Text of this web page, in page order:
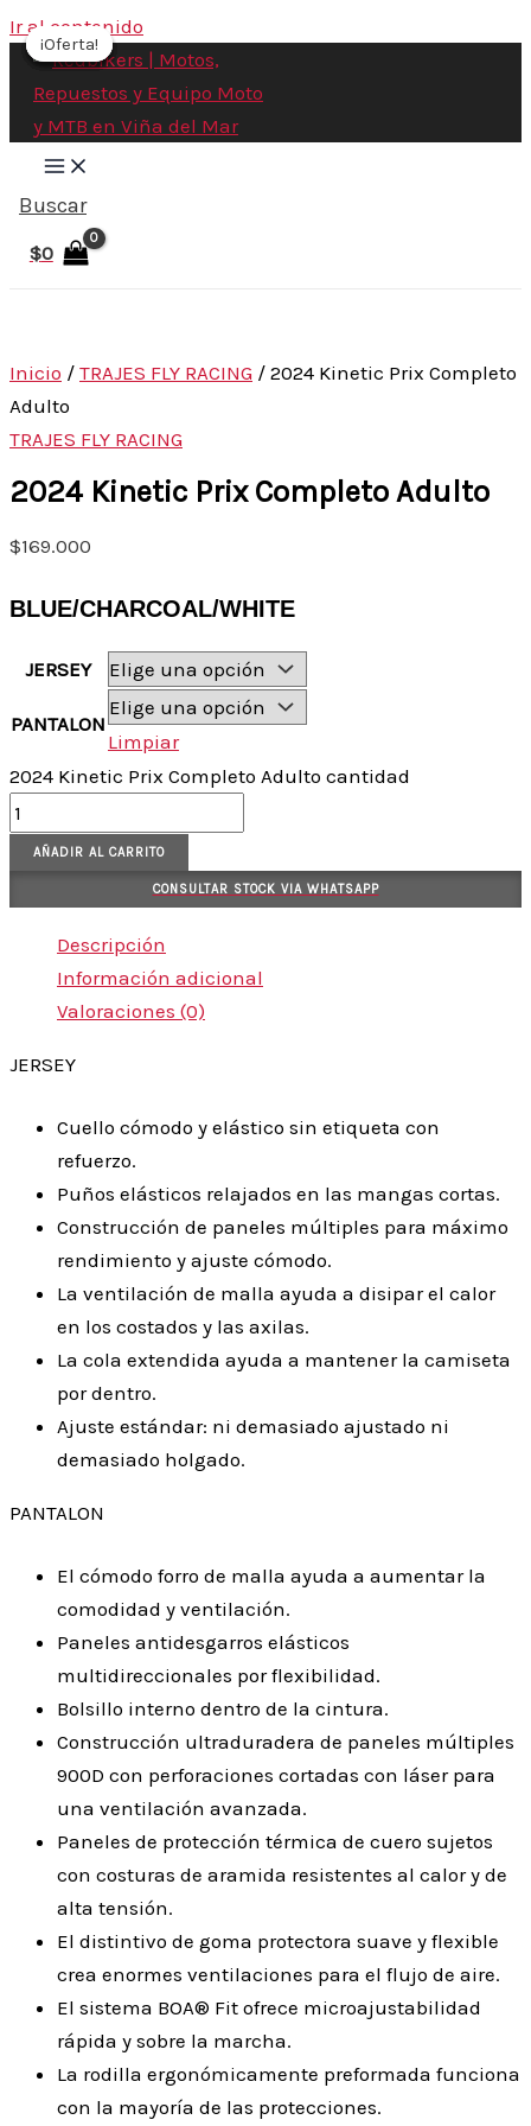
Ir al contenido
Buscar
$0
Inicio / TRAJES FLY RACING / 2024 Kinetic Prix Completo
Adulto
TRAJES FLY RACING
2024 Kinetic Prix Completo Adulto
$169.000
BLUE/CHARCOAL/WHITE
JERSEY
PANTALON
Limpiar
2024 Kinetic Prix Completo Adulto cantidad
AÑADIR AL CARRITO
CONSULTAR STOCK VIA WHATSAPP
Descripción
Información adicional
Valoraciones (0)
JERSEY
Cuello cómodo y elástico sin etiqueta con
refuerzo.
Puños elásticos relajados en las mangas cortas.
Construcción de paneles múltiples para máximo
rendimiento y ajuste cómodo.
La ventilación de malla ayuda a disipar el calor
en los costados y las axilas.
La cola extendida ayuda a mantener la camiseta
por dentro.
Ajuste estándar: ni demasiado ajustado ni
demasiado holgado.
PANTALON
El cómodo forro de malla ayuda a aumentar la
comodidad y ventilación.
Paneles antidesgarros elásticos
multidireccionales por flexibilidad.
Bolsillo interno dentro de la cintura.
Construcción ultraduradera de paneles múltiples
900D con perforaciones cortadas con láser para
una ventilación avanzada.
Paneles de protección térmica de cuero sujetos
con costuras de aramida resistentes al calor y de
alta tensión.
El distintivo de goma protectora suave y flexible
crea enormes ventilaciones para el flujo de aire.
El sistema BOA® Fit ofrece microajustabilidad
rápida y sobre la marcha.
La rodilla ergonómicamente preformada funciona
con la mayoría de las protecciones.
¡Oferta!
¡Oferta!
¡Oferta!
¡Oferta!
¡Oferta!
¡Oferta!